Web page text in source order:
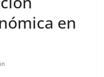
en